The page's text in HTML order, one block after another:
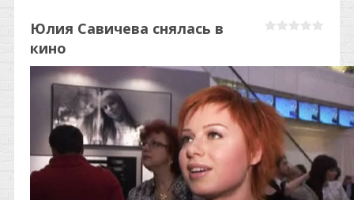
Юлия Савичева снялась в
кино